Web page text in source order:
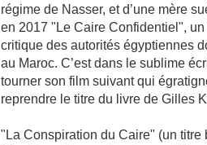
régime de Nasser, et d’une mère
en 2017 "Le Caire Confidentiel", un
critique des autorités égyptiennes
au Maroc. C’est dans le sublime
tourner son film suivant qui
reprendre le titre du livre de Gilles
"La Conspiration du Caire" (un